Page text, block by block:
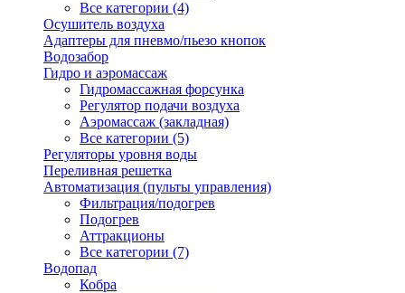
Все категории (4)
Осушитель воздуха
Адаптеры для пневмо/пьезо кнопок
Водозабор
Гидро и аэромассаж
Гидромассажная форсунка
Регулятор подачи воздуха
Аэромассаж (закладная)
Все категории (5)
Регуляторы уровня воды
Переливная решетка
Автоматизация (пульты управления)
Фильтрация/подогрев
Подогрев
Аттракционы
Все категории (7)
Водопад
Кобра